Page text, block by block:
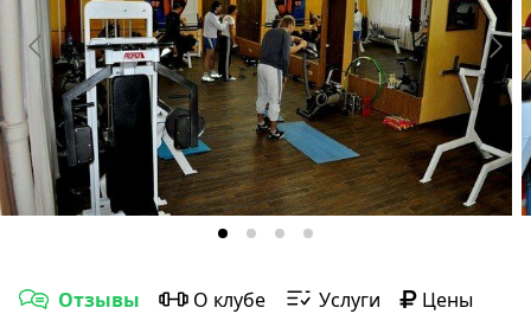
Отзывы О клубе Услуги Цены